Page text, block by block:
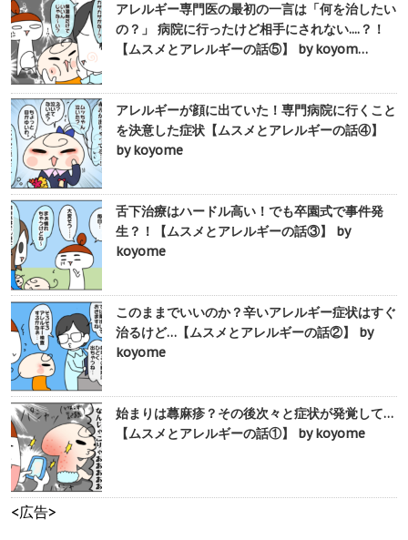
アレルギー専門医の最初の一言は「何を治したい
の？」 病院に行ったけど相手にされない....？！
【ムスメとアレルギーの話⑤】 by koyom…
アレルギーが顔に出ていた！専門病院に行くこと
を決意した症状【ムスメとアレルギーの話④】
by koyome
舌下治療はハードル高い！でも卒園式で事件発
生？！【ムスメとアレルギーの話③】 by
koyome
このままでいいのか？辛いアレルギー症状はすぐ
治るけど…【ムスメとアレルギーの話②】 by
koyome
始まりは蕁麻疹？その後次々と症状が発覚して…
【ムスメとアレルギーの話①】 by koyome
<広告>